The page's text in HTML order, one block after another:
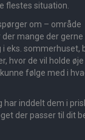
flestes situation.
om – område
mange der gerne
eks. sommerhuset,
hvor de vil holde øje
følge med i
inddelt dem i
der passer til dit